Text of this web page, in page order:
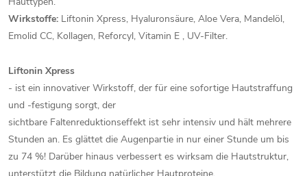
Wirkstoffe: Liftonin Xpress, Hyaluronsäure, Aloe Vera, Mandelöl,
Emolid CC, Kollagen, Reforcyl, Vitamin E , UV-Filter.
Liftonin Xpress
- ist ein innovativer Wirkstoff, der für eine sofortige Hautstraffung
und -festigung sorgt, der
sichtbare Faltenreduktionseffekt ist sehr intensiv und hält mehrere
Stunden an. Es glättet die Augenpartie in nur einer Stunde um bis
zu 74 %! Darüber hinaus verbessert es wirksam die Hautstruktur,